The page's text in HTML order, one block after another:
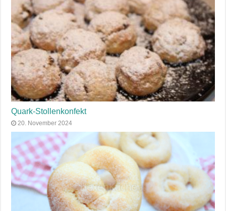
Quark-Stollenkonfekt
20. November 2024